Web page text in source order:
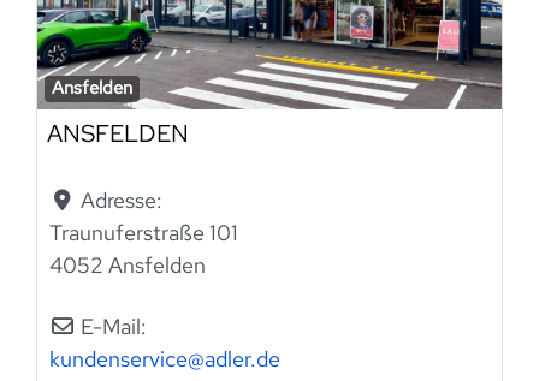
Ansfelden
ANSFELDEN
Adresse:
Traunuferstraße 101
4052 Ansfelden
E-Mail:
kundenservice@adler.de